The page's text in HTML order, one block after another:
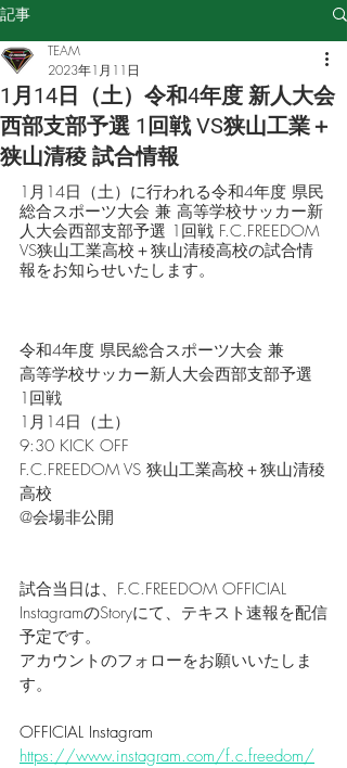
記事
1月14日（土）令和4年度 新人大会
西部支部予選 1回戦 VS狭山工業＋
狭山清稜 試合情報
TEAM
2023年1月11日
1月14日（土）に行われる令和4年度 県民
総合スポーツ大会 兼 高等学校サッカー新
人大会西部支部予選 1回戦 F.C.FREEDOM
VS狭山工業高校＋狭山清稜高校の試合情
報をお知らせいたします。
令和4年度 県民総合スポーツ大会 兼
高等学校サッカー新人大会西部支部予選
1回戦
1月14日（土）
9:30 KICK OFF
F.C.FREEDOM VS 狭山工業高校＋狭山清稜
高校
@会場非公開
試合当日は、F.C.FREEDOM OFFICIAL
InstagramのStoryにて、テキスト速報を配信
予定です。
アカウントのフォローをお願いいたしま
す。
OFFICIAL Instagram
https://www.instagram.com/f.c.freedom/